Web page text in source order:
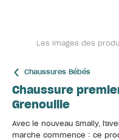
Les images des
Chaussures Bébés
Chaussure
Grenouille
Avec le nouveau Smally,
marche commence : ce